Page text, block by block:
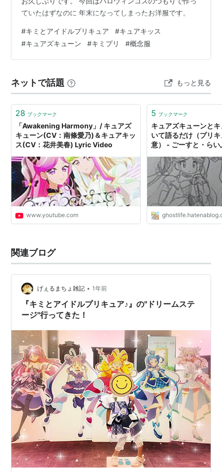
ていたはずなのに 年末になってしまったお洋服です。
#キミとアイドルプリキュア #キュアキッス
#キュアズキューン #キミプリ #概念服
ネットで話題 もっと見る
28 ブックマーク
「Awakening Harmony」/ キュアズ
キューン(CV：南條愛乃)＆キュアキッ
ス(CV：花井美春) Lyric Video
www.youtube.com
5 ブックマーク
キュアズキューンと
いて語るだけ（プリ
意） - ごーすと・ら
関連ブログ
げぇるまちょ雑記 • 1年前
『キミとアイドルプリキュア♪』の"ドリームステ
ージ"行ってきた！